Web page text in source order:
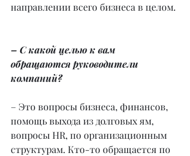
направлении всего бизнеса в целом.
– С какой целью к вам
обращаются руководители
компаний?
– Это вопросы бизнеса, финансов,
помощь выхода из долговых ям,
вопросы HR, по организационным
структурам. Кто-то обращается по